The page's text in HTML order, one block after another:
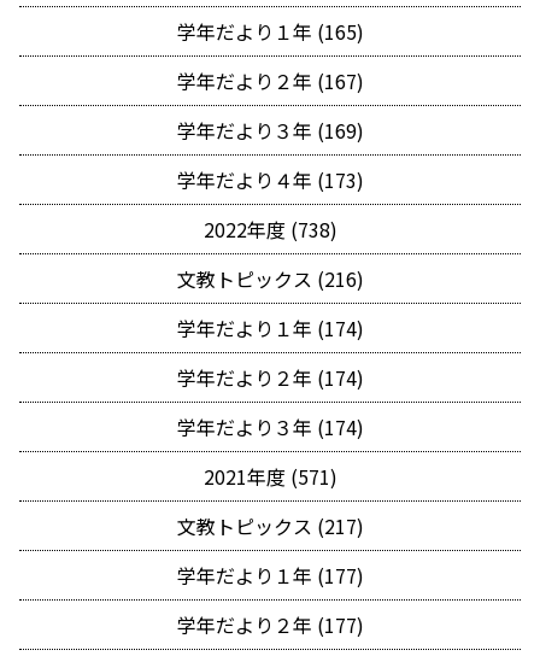
学年だより１年 (165)
学年だより２年 (167)
学年だより３年 (169)
学年だより４年 (173)
2022年度 (738)
文教トピックス (216)
学年だより１年 (174)
学年だより２年 (174)
学年だより３年 (174)
2021年度 (571)
文教トピックス (217)
学年だより１年 (177)
学年だより２年 (177)